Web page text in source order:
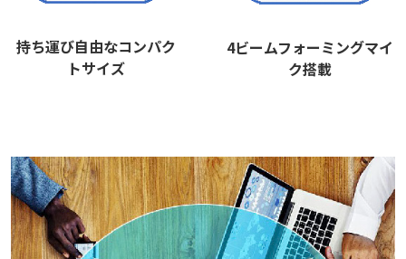
持ち運び自由なコンパク
トサイズ
4ビームフォーミングマイ
ク搭載